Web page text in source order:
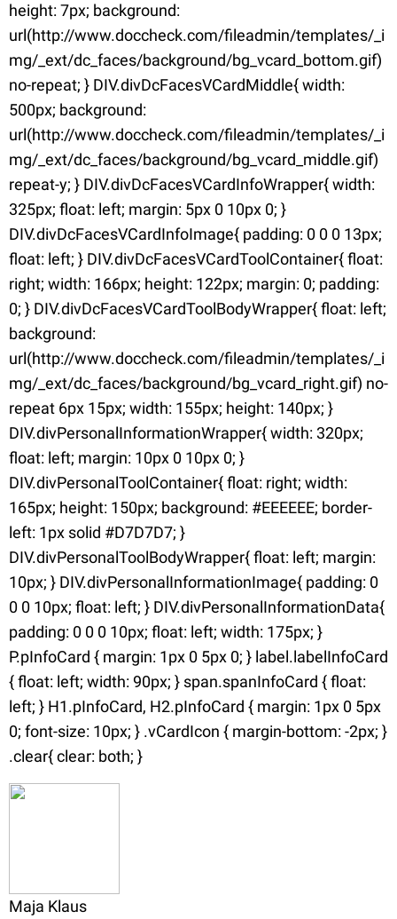
height: 7px; background:
url(http://www.doccheck.com/fileadmin/templates/_i
mg/_ext/dc_faces/background/bg_vcard_bottom.gif)
no-repeat; } DIV.divDcFacesVCardMiddle{ width:
500px; background:
url(http://www.doccheck.com/fileadmin/templates/_i
mg/_ext/dc_faces/background/bg_vcard_middle.gif)
repeat-y; } DIV.divDcFacesVCardInfoWrapper{ width:
325px; float: left; margin: 5px 0 10px 0; }
DIV.divDcFacesVCardInfoImage{ padding: 0 0 0 13px;
float: left; } DIV.divDcFacesVCardToolContainer{ float:
right; width: 166px; height: 122px; margin: 0; padding:
0; } DIV.divDcFacesVCardToolBodyWrapper{ float: left;
background:
url(http://www.doccheck.com/fileadmin/templates/_i
mg/_ext/dc_faces/background/bg_vcard_right.gif) no-
repeat 6px 15px; width: 155px; height: 140px; }
DIV.divPersonalInformationWrapper{ width: 320px;
float: left; margin: 10px 0 10px 0; }
DIV.divPersonalToolContainer{ float: right; width:
165px; height: 150px; background: #EEEEEE; border-
left: 1px solid #D7D7D7; }
DIV.divPersonalToolBodyWrapper{ float: left; margin:
10px; } DIV.divPersonalInformationImage{ padding: 0
0 0 10px; float: left; } DIV.divPersonalInformationData{
padding: 0 0 0 10px; float: left; width: 175px; }
P.pInfoCard { margin: 1px 0 5px 0; } label.labelInfoCard
{ float: left; width: 90px; } span.spanInfoCard { float:
left; } H1.pInfoCard, H2.pInfoCard { margin: 1px 0 5px
0; font-size: 10px; } .vCardIcon { margin-bottom: -2px; }
.clear{ clear: both; }
Maja Klaus